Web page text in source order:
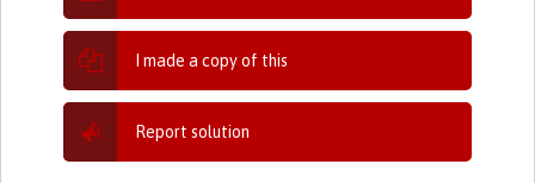
I made a copy of this
Report solution